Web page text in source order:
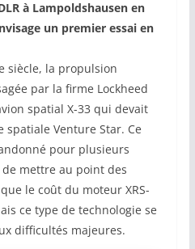
à Lampoldshausen en
un premier essai en
siècle, la propulsion
par la firme Lockheed
spatial X-33 qui devait
Venture Star. Ce
pour plusieurs
mettre au point des
le coût du moteur XRS-
ce type de technologie se
difficultés majeures.